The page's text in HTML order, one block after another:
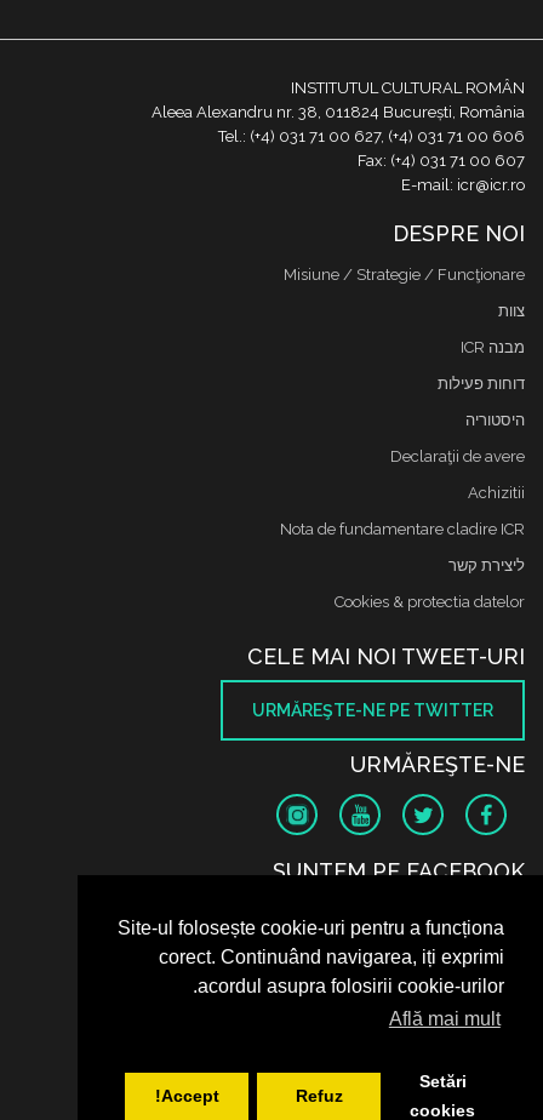
Site-ul folosește cookie-uri pentru a funcționa
corect. Continuând navigarea, iți exprimi
acordul asupra folosirii cookie-urilor.
Află mai mult
Setări
cookies
Refuz
Accept!
INSTITUTUL CULTURAL ROMÂN
Aleea Alexandru nr. 38, 011824 București, România
Tel.: (+4) 031 71 00 627, (+4) 031 71 00 606
Fax: (+4) 031 71 00 607
E-mail: icr@icr.ro
DESPRE NOI
Misiune / Strategie / Funcţionare
צוות
מבנה ICR
דוחות פעילות
היסטוריה
Declaraţii de avere
Achizitii
Nota de fundamentare cladire ICR
ליצירת קשר
Cookies & protectia datelor
CELE MAI NOI TWEET-URI
URMĂREŞTE-NE PE TWITTER
URMĂREŞTE-NE
SUNTEM PE FACEBOOK